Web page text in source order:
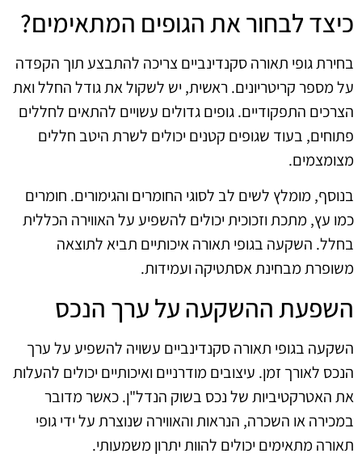
כיצד לבחור את הגופים המתאימים?
בחירת גופי תאורה סקנדינביים צריכה להתבצע תוך הקפדה
על מספר קריטריונים. ראשית, יש לשקול את גודל החלל ואת
הצרכים התפקודיים. גופים גדולים עשויים להתאים לחללים
פתוחים, בעוד שגופים קטנים יכולים לשרת היטב חללים
מצומצמים.
בנוסף, מומלץ לשים לב לסוגי החומרים והגימורים. חומרים
כמו עץ, מתכת וזכוכית יכולים להשפיע על האווירה הכללית
בחלל. השקעה בגופי תאורה איכותיים תביא לתוצאה
משופרת מבחינת אסתטיקה ועמידות.
השפעת ההשקעה על ערך הנכס
השקעה בגופי תאורה סקנדינביים עשויה להשפיע על ערך
הנכס לאורך זמן. עיצובים מודרניים ואיכותיים יכולים להעלות
את האטרקטיביות של נכס בשוק הנדל"ן. כאשר מדובר
במכירה או השכרה, הנראות והאווירה שנוצרת על ידי גופי
תאורה מתאימים יכולים להוות יתרון משמעותי.